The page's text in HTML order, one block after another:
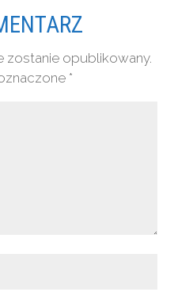
zostanie opublikowany.
*